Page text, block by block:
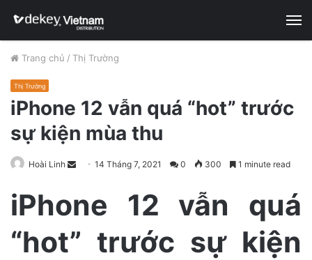
Trang chủ / Thị Trường
Thị Trường
iPhone 12 vẫn quá “hot” trước
sự kiện mùa thu
Hoài Linh
n
d
a
14 Tháng 7, 2021 0 300 1 minute read
iPhone 12 vẫn quá
“hot” trước sự kiện